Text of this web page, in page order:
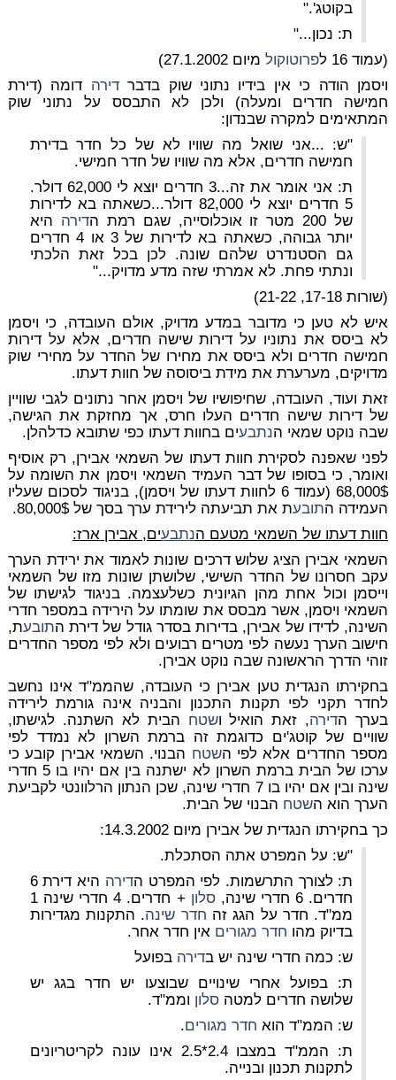
בקוטג'."
ת: נכון..."
(עמוד 16 ל
פרוטוקולמיום 27.1.2002)
ויסמן הודה כי אין בידיו נתוני שוק בדברדירה דומה (דירת
חמישה חדרים ומעלה) ולכן לא התבסס על נתוני שוק
המתאימים למקרה שבנדון:
"ש: ...אני שואל מה שוויו לא של כל חדר בדירת
חמישה חדרים, אלא מה שוויו של חדר חמישי.
ת: אני אומר את זה...3 חדרים יוצא לי 62,000 דולר.
5 חדרים יוצא לי 82,000 דולר...כשאתה בא לדירות
של 200 מטר זו אוכלוסייה, שגם רמת ה
דירה היא
יותר גבוהה, כשאתה בא לדירות של 3 או 4 חדרים
גם הסטנדרט שלהם שונה. לכן בכל זאת הלכתי
ונתתי פחת. לא אמרתי שזה מדע מדויק..."
(שורות 17-18, 21-22)
איש לא טען כי מדובר במדע מדויק, אולם העובדה, כי ויסמן
לא ביסס את נתוניו על דירות שישה חדרים, אלא על דירות
חמישה חדרים ולא ביסס את מחירו של החדר על מחירי שוק
מדויקים, מערערת את מידת ביסוסה של חוות דעתו.
זאת ועוד, העובדה, שחיפושיו של ויסמן אחר נתונים לגבי שוויין
של דירות שישה חדרים העלו חרס, אך מחזקת את הגישה,
שבה נוקט שמאי הנתבעים בחוות דעתו כפי שתובא כדלהלן.
לפני שאפנה לסקירת חוות דעתו של השמאי אבירן, רק אוסיף
ואומר, כי בסופו של דבר העמיד השמאי ויסמן את השומה על
68,000$ (עמוד 6 לחוות דעתו של ויסמן), בניגוד לסכום שעליו
העמידה התובעת את תביעתה לירידת ערך בסך של 80,000$.
חוות דעתו של השמאי מטעם הנתבעים, אבירן ארז:
השמאי אבירן הציג שלוש דרכים שונות לאמוד את ירידת הערך
עקב חסרונו של החדר השישי, שלושתן שונות מזו של השמאי
וייסמן וכול אחת מהן הגיונית כשלעצמה. בניגוד לגישתו של
השמאי ויסמן, אשר מבסס את שומתו על הירידה במספר חדרי
השינה, לדידו של אבירן, בדירות בסדר גודל של דירת התובעת,
חישוב הערך נעשה לפי מטרים רבועים ולא לפי מספר החדרים
זוהי הדרך הראשונה שבה נוקט אבירן.
בחקירתו הנגדית טען אבירן כי העובדה, שהממ"ד אינו נחשב
לחדר תקני לפי תקנות התכנון והבניה אינה גורמת לירידה
בערך הדירה, זאת הואיל ושטח הבית לא השתנה. לגישתו,
שוויים של קוטג'ים כדוגמת זה ברמת השרון לא נמדד לפי
מספר החדרים אלא לפי השטח הבנוי. השמאי אבירן קובע כי
ערכו של הבית ברמת השרון לא ישתנה בין אם יהיו בו 5 חדרי
שינה ובין אם יהיו בו 7 חדרי שינה, שכן הנתון הרלוונטי לקביעת
הערך הוא השטח הבנוי של הבית.
כך בחקירתו הנגדית של אבירן מיום 14.3.2002:
"ש: על המפרט אתה הסתכלת.
ת: לצורך התרשמות. לפי המפרט הדירה
היא דירת 6
חדרים. 6 חדרי שינה,
סלון
+ חדרים. 4 חדרי שינה 1
ממ"ד. חדר על הגג זה חדר שינה. התקנות מגדירות
בדיוק מהו חדר מגורים אין חדר אחר.
ש: כמה חדרי שינה יש בדירה בפועל
ת: בפועל אחרי שינויים שבוצעו יש חדר בגג יש
שלושה חדרים למטה סלון וממ"ד.
ש: הממ"ד הוא חדר מגורים.
ת: הממ"ד במצבו 2.4*2.5 אינו עונה לקריטריונים
לתקנות תכנון ובנייה.